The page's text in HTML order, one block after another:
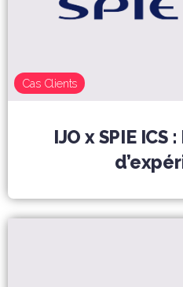
Cas Clients
IJO x SPIE